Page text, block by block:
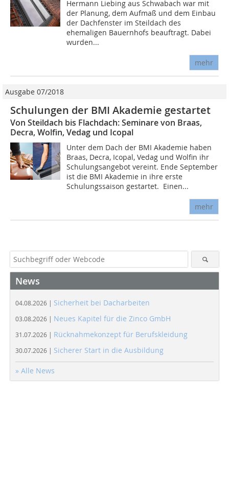
Hermann Liebing aus Schwabach war mit
der Planung, dem Aufmaß und dem Einbau
der Dachfenster im Steildach des
ehemaligen Bauernhofs beauftragt. Dabei
wurden...
mehr
Ausgabe 07/2018
Schulungen der BMI Akademie gestartet
Von Steildach bis Flachdach: Seminare von Braas,
Decra, Wolfin, Vedag und Icopal
Unter dem Dach der BMI Akademie haben
Braas, Decra, Icopal, Vedag und Wolfin ihr
Schulungsangebot vereint. Ende September
ist die BMI Akademie in ihre erste
Schulungssaison gestartet. Einen...
mehr
News
04.08.2026 | Sicherheit bei Dacharbeiten
03.08.2026 | Neues Kapitel für die Zinco GmbH
31.07.2026 | Rücknahmekonzept für Berufskleidung
30.07.2026 | Sicherer Start in die Ausbildung
» Alle News